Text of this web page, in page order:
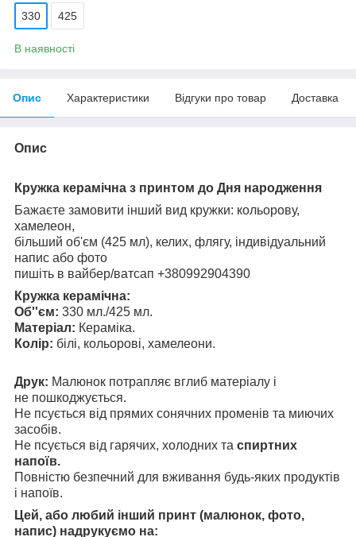
330 425
В наявності
Опис Характеристики Відгуки про товар Доставка
Опис
Кружка керамічна з принтом до Дня народження
Бажаєте замовити інший вид кружки: кольорову,
хамелеон,
більший об'єм (425 мл), келих, флягу, індивідуальний
напис або фото
пишіть в вайбер/ватсап +380992904390
Кружка керамічна:
Об''єм: 330 мл./425 мл.
Матеріал: Кераміка.
Колір: білі, кольорові, хамелеони.
Друк: Малюнок потрапляє вглиб матеріалу і
не пошкоджується.
Не псується від прямих сонячних променів та миючих
засобів.
Не псується від гарячих, холодних та спиртних
напоїв.
Повністю безпечний для вживання будь-яких продуктів
і напоїв.
Цей, або любий інший принт (малюнок, фото,
напис) надрукуємо на: